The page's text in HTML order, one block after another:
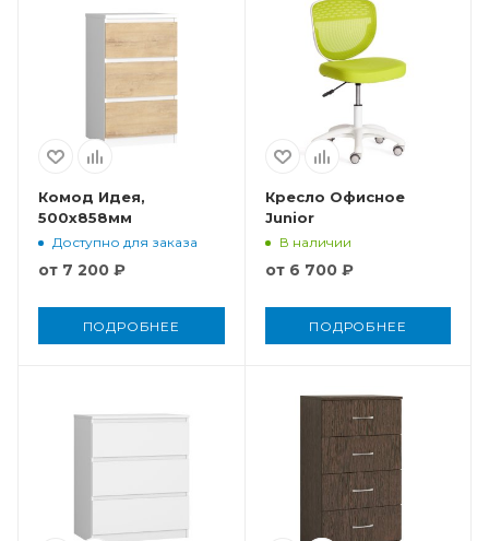
Комод Идея,
500x858мм
Доступно для заказа
от 7 200 ₽
ПОДРОБНЕЕ
Кресло Офисное
Junior
В наличии
от 6 700 ₽
ПОДРОБНЕЕ